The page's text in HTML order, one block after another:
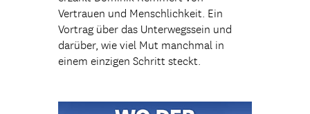
Vertrauen und Menschlichkeit. Ein
Vortrag über das Unterwegssein und
darüber, wie viel Mut manchmal in
einem einzigen Schritt steckt.